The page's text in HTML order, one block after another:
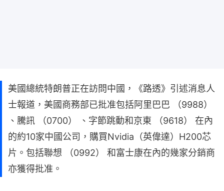
美國總統特朗普正在訪問中國，《路透》引述消息人
士報道，美國商務部已批准包括阿里巴巴 （9988）
、騰訊 （0700） 、字節跳動和京東 （9618） 在內
的約10家中國公司，購買Nvidia（英偉達）H200芯
片。包括聯想 （0992） 和富士康在內的幾家分銷商
亦獲得批准。